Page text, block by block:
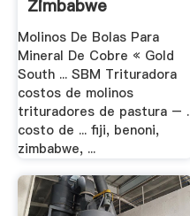
Zimbabwe
Molinos De Bolas Para
Mineral De Cobre « Gold
South ... SBM Trituradora
costos de molinos
trituradores de pastura – .
costo de ... fiji, benoni,
zimbabwe, ...